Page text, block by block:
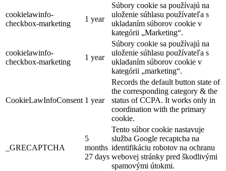
cookielawinfo-
checkbox-marketing
1 year
Súbory cookie sa používajú na
uloženie súhlasu používateľa s
ukladaním súborov cookie v
kategórii „Marketing“.
cookielawinfo-
checkbox-marketing
1 year
Súbory cookie sa používajú na
uloženie súhlasu používateľa s
ukladaním súborov cookie v
kategórii „marketing“.
CookieLawInfoConsent 1 year
Records the default button state of
the corresponding category & the
status of CCPA. It works only in
coordination with the primary
cookie.
_GRECAPTCHA
5
months
27 days
Tento súbor cookie nastavuje
služba Google recaptcha na
identifikáciu robotov na ochranu
webovej stránky pred škodlivými
spamovými útokmi.